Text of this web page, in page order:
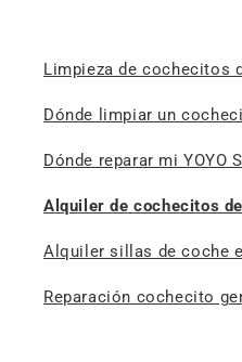
Limpieza de cochecitos
Dónde limpiar un
Dónde reparar mi YOYO
Alquiler de cochecitos
Alquiler sillas de coche
Reparación cochecito